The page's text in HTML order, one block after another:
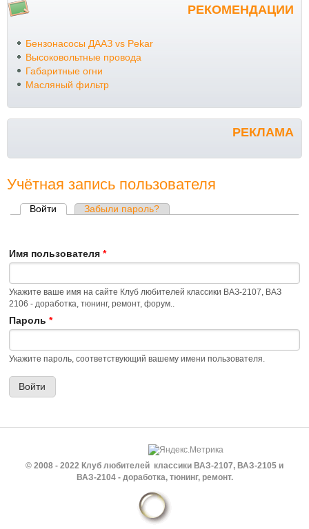
РЕКОМЕНДАЦИИ
Бензонасосы ДААЗ vs Pekar
Высоковольтные провода
Габаритные огни
Масляный фильтр
РЕКЛАМА
Учётная запись пользователя
Главные вкладки
Войти (активная вкладка)
Забыли пароль?
Имя пользователя *
Укажите ваше имя на сайте Клуб любителей классики ВАЗ-2107, ВАЗ
2106 - доработка, тюнинг, ремонт, форум..
Пароль *
Укажите пароль, соответствующий вашему имени пользователя.
© 2008 - 2022 Клуб любителей классики ВАЗ-2107, ВАЗ-2105 и
ВАЗ-2104 - доработка, тюнинг, ремонт.